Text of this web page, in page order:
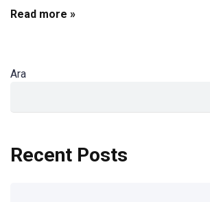
Read more »
Ara
Recent Posts